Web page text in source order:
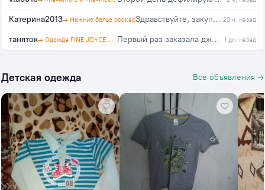
Катерина2013→ Нижние белье роскар Здравствуйте, закупка еще будет? 23 ч. назад
таняток → Одежда FINE JOYCE и PRIMM. Агент polosataya karamel Первый раз заказала джинсы в этой закупке, на свой 46, взяла 29. Организатор оперативно отвечает на вопросы. Спасибо!!! 1 дн. назад
Детская одежда Все объявления →